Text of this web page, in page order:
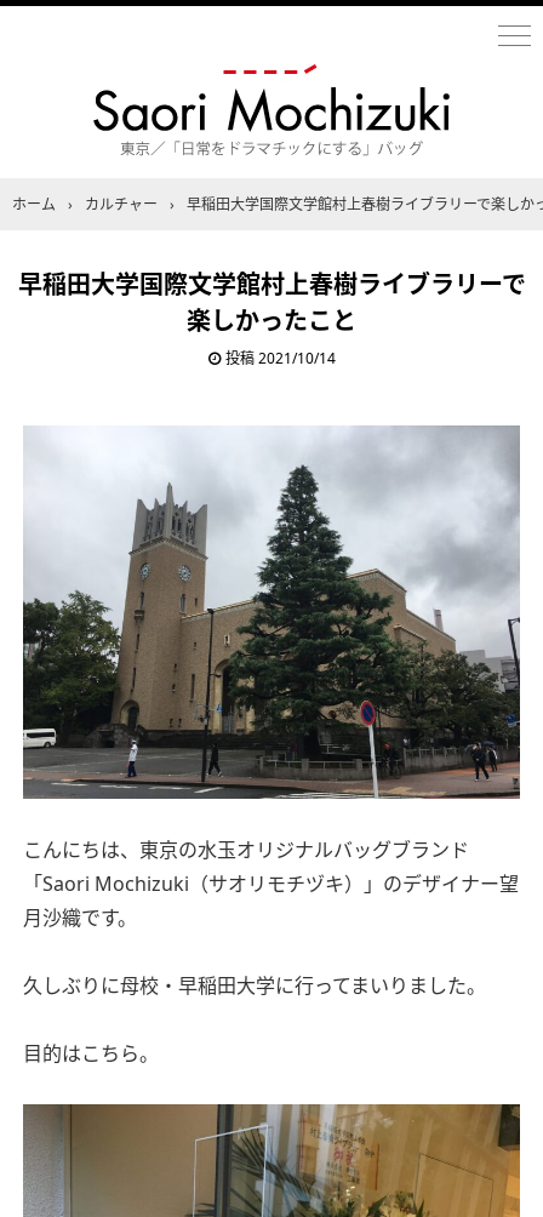
ホーム › カルチャー › 早稲田大学国際文学館村上春樹ライブラリーで楽しか
早稲田大学国際文学館村上春樹ライブラリーで
楽しかったこと
投稿2021/10/14
こんにちは、東京の水玉オリジナルバッグブランド
「Saori Mochizuki（サオリモチヅキ）」のデザイナー望
月沙織です。
久しぶりに母校・早稲田大学に行ってまいりました。
目的はこちら。